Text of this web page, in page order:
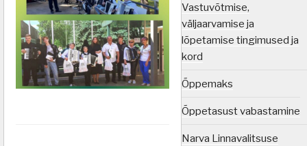
Vastuvõtmise,
väljaarvamise ja
lõpetamise tingimused ja
kord
Õppemaks
Õppetasust vabastamine
Narva Linnavalitsuse